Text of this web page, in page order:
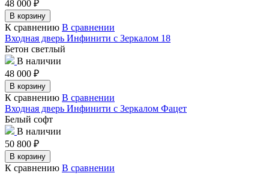
48 000 ₽
В корзину
К сравнению В сравнении
Входная дверь Инфинити с Зеркалом 18
Бетон светлый
В наличии
48 000 ₽
В корзину
К сравнению В сравнении
Входная дверь Инфинити с Зеркалом Фацет
Белый софт
В наличии
50 800 ₽
В корзину
К сравнению В сравнении